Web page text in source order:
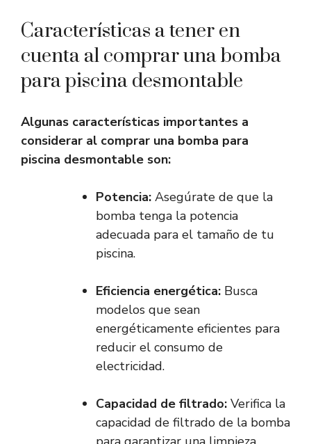
Características a tener en
cuenta al comprar una bomba
para piscina desmontable
Algunas características importantes a
considerar al comprar una bomba para
piscina desmontable son:
Potencia: Asegúrate de que la
bomba tenga la potencia
adecuada para el tamaño de tu
piscina.
Eficiencia energética: Busca
modelos que sean
energéticamente eficientes para
reducir el consumo de
electricidad.
Capacidad de filtrado: Verifica la
capacidad de filtrado de la bomba